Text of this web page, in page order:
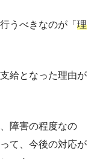
うべきなのが「 理
給となった理由が
障害の程度なの
て、今後の対応が